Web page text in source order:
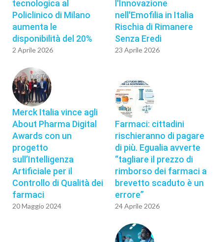
tecnologica al
Policlinico di Milano
aumenta le
disponibilità del 20%
2 Aprile 2026
l'Innovazione
nell'Emofilia in Italia
Rischia di Rimanere
Senza Eredi
23 Aprile 2026
Merck Italia vince agli
About Pharma Digital
Awards con un
progetto
sull’Intelligenza
Artificiale per il
Controllo di Qualità dei
farmaci
20 Maggio 2024
Farmaci: cittadini
rischieranno di pagare
di più. Egualia avverte
“tagliare il prezzo di
rimborso dei farmaci a
brevetto scaduto è un
errore”
24 Aprile 2026